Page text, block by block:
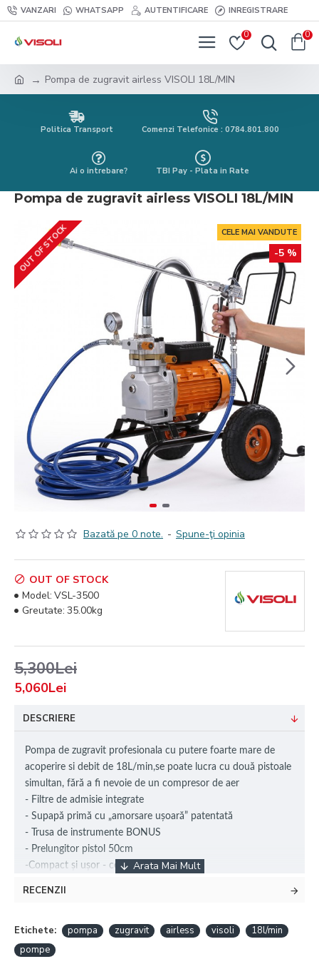
VANZARI WHATSAPP AUTENTIFICARE INREGISTRARE
0 0
Pompa de zugravit airless VISOLI 18L/MIN
Politica Transport Comenzi Telefonice : 0784.801.800
Ai o intrebare? TBI Pay - Plata in Rate
Pompa de zugravit airless VISOLI 18L/MIN
CELE MAI VANDUTE
-5 %
OUT OF STOCK
Bazată pe 0 note. - Spune-ţi opinia
5,060Lei
5,300Lei
OUT OF STOCK
Model: VSL-3500
Greutate: 35.00kg
DESCRIERE
Pompa de zugravit profesionala cu putere foarte mare de
acoperire si debit de 18L/min,se poate lucra cu două pistoale
simultan, fără a fi nevoie de un compresor de aer
- Filtre de admisie integrate
- Supapă primă cu „amorsare ușoară” patentată
- Trusa de instrumente BONUS
- Prelungitor pistol 50cm
-Compact și ușor - complet portabil
RECENZII
Etichete: pompa zugravit airless visoli
18l/min
pompe